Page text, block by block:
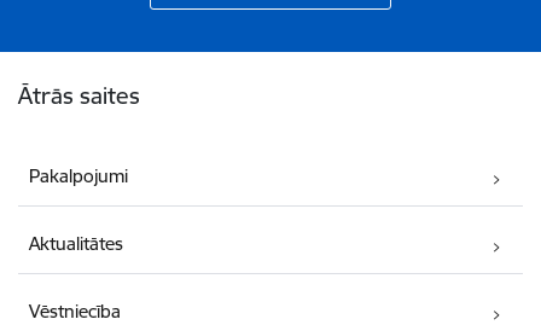
Ātrās saites
Pakalpojumi
Aktualitātes
Vēstniecība